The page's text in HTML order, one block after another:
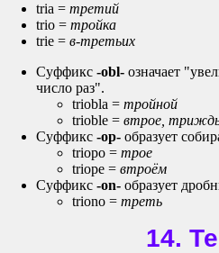
tria = третий
trio = тройка
trie = в-третьих
Суффикс -obl- означает
число раз".
triobla = тройной
trioble = втрое,
Суффикс -op- образует
triopo = трое
triope = втроём
Суффикс -on- образует
triono = треть
14.